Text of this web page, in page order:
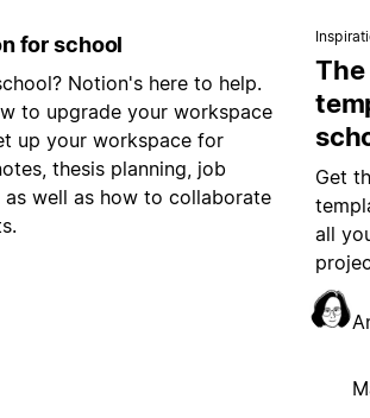
for school
Notion's here to help.
to upgrade your workspace
up your workspace for
thesis planning, job
as well as how to collaborate
Get
all